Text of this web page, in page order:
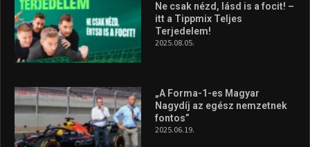
Ne csak nézd, lásd is a focit! –
itt a Tippmix Teljes
Terjedelem!
2025.08.05.
„A Forma-1-es Magyar
Nagydíj az egész nemzetnek
fontos”
2025.06.19.